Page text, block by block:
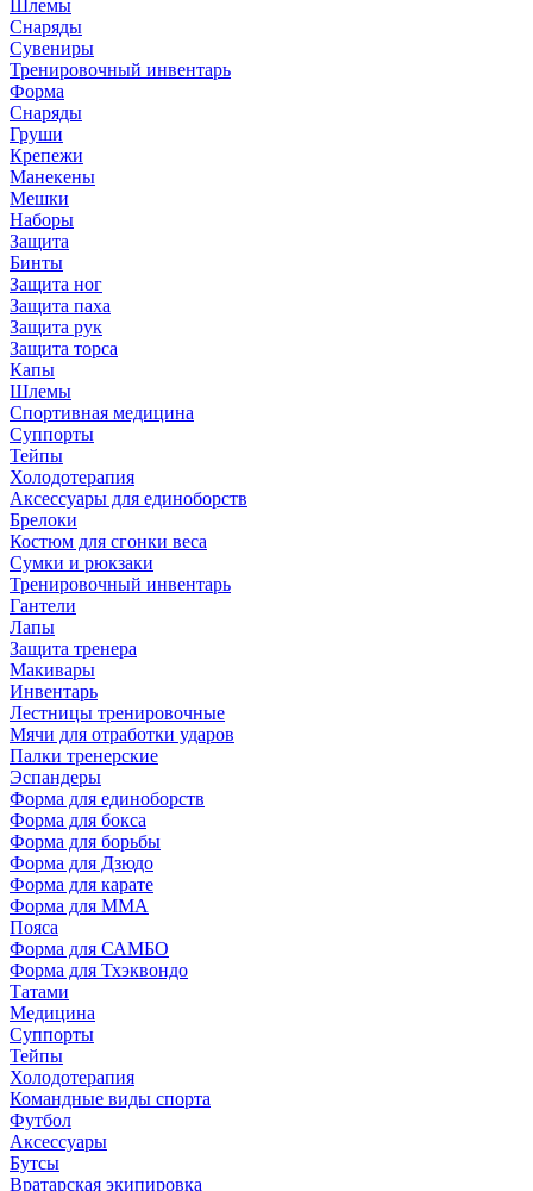
Шлемы
Снаряды
Сувениры
Тренировочный инвентарь
Форма
Снаряды
Груши
Крепежи
Манекены
Мешки
Наборы
Защита
Бинты
Защита ног
Защита паха
Защита рук
Защита торса
Капы
Шлемы
Спортивная медицина
Суппорты
Тейпы
Холодотерапия
Аксессуары для единоборств
Брелоки
Костюм для сгонки веса
Сумки и рюкзаки
Тренировочный инвентарь
Гантели
Лапы
Защита тренера
Макивары
Инвентарь
Лестницы тренировочные
Мячи для отработки ударов
Палки тренерские
Эспандеры
Форма для единоборств
Форма для бокса
Форма для борьбы
Форма для Дзюдо
Форма для карате
Форма для MMA
Пояса
Форма для САМБО
Форма для Тхэквондо
Татами
Медицина
Суппорты
Тейпы
Холодотерапия
Командные виды спорта
Футбол
Аксессуары
Бутсы
Вратарская экипировка